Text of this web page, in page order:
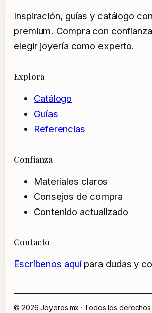
Inspiración, guías y catálogo
premium. Compra con
elegir joyería como experto.
Explora
Catálogo
Guías
Referencias
Confianza
Materiales claros
Consejos de compra
Contenido actualizado
Contacto
Escríbenos aquípara dudas y
© 2026 Joyeros.mx · Todos los